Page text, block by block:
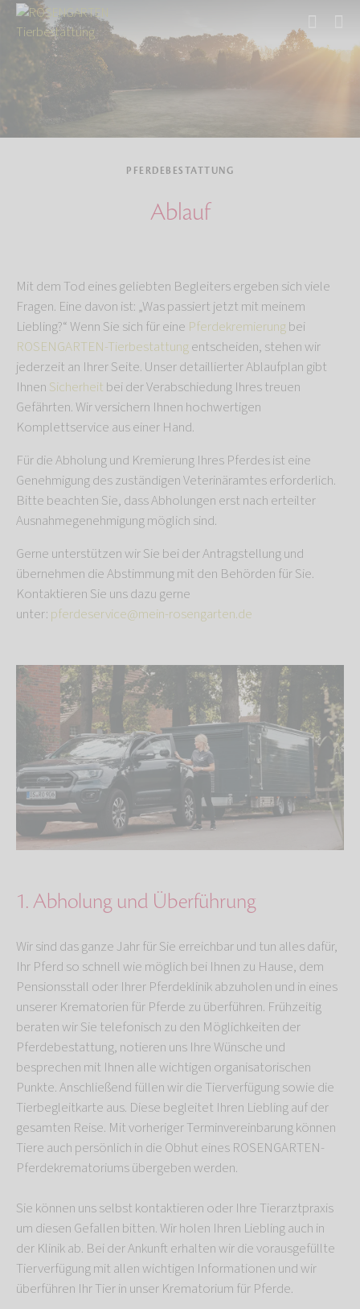
Start Tierbestattung Pferdebestattung
PFERDEBESTATTUNG
Ablauf
Mit dem Tod eines geliebten Begleiters ergeben sich viele
Fragen. Eine davon ist: „Was passiert jetzt mit meinem
Liebling?“ Wenn Sie sich für eine Pferdekremierungbei
ROSENGARTEN-Tierbestattungentscheiden, stehen wir
jederzeit an Ihrer Seite. Unser detaillierter Ablaufplan gibt
Ihnen Sicherheit bei der Verabschiedung Ihres treuen
Gefährten. Wir versichern Ihnen hochwertigen
Komplettservice aus einer Hand.
Für die Abholung und Kremierung Ihres Pferdes ist eine
Genehmigung des zuständigen Veterinäramtes erforderlich.
Bitte beachten Sie, dass Abholungen erst nach erteilter
Ausnahmegenehmigung möglich sind.
Gerne unterstützen wir Sie bei der Antragstellung und
übernehmen die Abstimmung mit den Behörden für Sie.
Kontaktieren Sie uns dazu gerne
unter: pferdeservice@mein-rosengarten.de
1. Abholung und Überführung
Wir sind das ganze Jahr für Sie erreichbar und tun alles dafür,
Ihr Pferd so schnell wie möglich bei Ihnen zu Hause, dem
Pensionsstall oder Ihrer Pferdeklinik abzuholen und in eines
unserer Krematorien für Pferde zu überführen. Frühzeitig
beraten wir Sie telefonisch zu den Möglichkeiten der
Pferdebestattung, notieren uns Ihre Wünsche und
besprechen mit Ihnen alle wichtigen organisatorischen
Punkte. Anschließend füllen wir die Tierverfügung sowie die
Tierbegleitkarte aus. Diese begleitet Ihren Liebling auf der
gesamten Reise. Mit vorheriger Terminvereinbarung können
Tiere auch persönlich in die Obhut eines ROSENGARTEN-
Pferdekrematoriums übergeben werden.
Sie können uns selbst kontaktieren oder Ihre Tierarztpraxis
um diesen Gefallen bitten. Wir holen Ihren Liebling auch in
der Klinik ab. Bei der Ankunft erhalten wir die vorausgefüllte
Tierverfügung mit allen wichtigen Informationen und wir
überführen Ihr Tier in unser Krematorium für Pferde.